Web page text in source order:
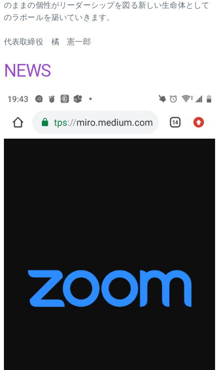
のままの個性がリーダーシップを図る新しい生命体として
のラポールを築いていきます。
代表取締役 橘 憲一郎
NEWS